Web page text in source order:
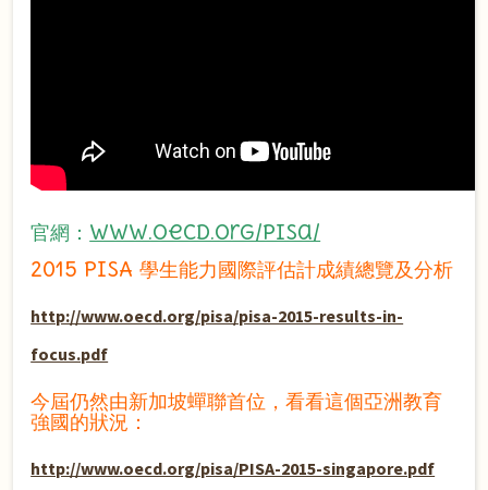
官網： www.oecd.org/pisa/
2015 PISA 學生能力國際評估計成績總覽及分析
http://www.oecd.org/pisa/pisa-2015-results-in-
focus.pdf
今屆仍然由新加坡蟬聯首位，看看這個亞洲教育
強國的狀況：
http://www.oecd.org/pisa/PISA-2015-singapore.pdf